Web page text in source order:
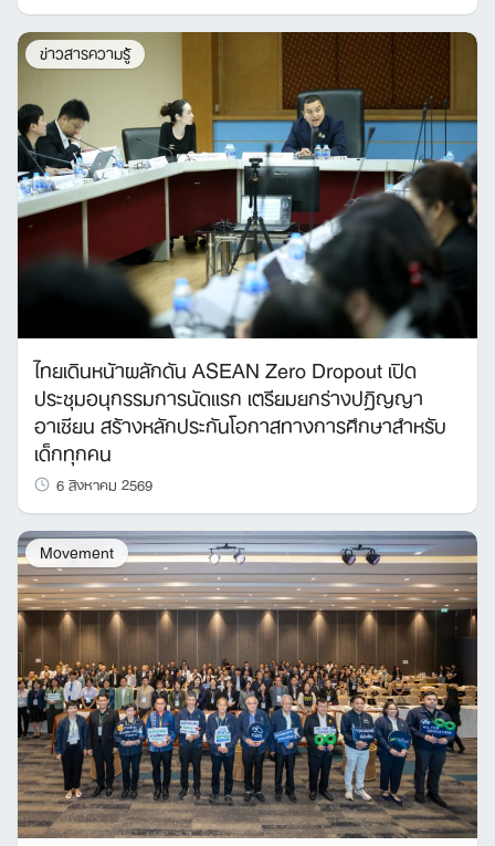
ข่าวสารความรู้
ไทยเดินหน้าผลักดัน ASEAN Zero Dropout เปิด
ประชุมอนุกรรมการนัดแรก เตรียมยกร่างปฏิญญา
อาเซียน สร้างหลักประกันโอกาสทางการศึกษาสำหรับ
เด็กทุกคน
6 สิงหาคม 2569
Movement